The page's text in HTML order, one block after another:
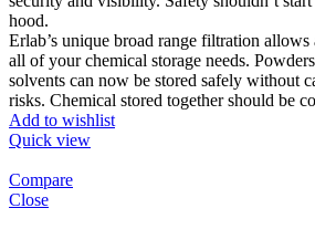
hood.
Erlab’s unique broad range filtration
all of your chemical storage needs.
solvents can now be stored safely without
risks. Chemical stored together should be
Add to wishlist
Quick view
Compare
Close